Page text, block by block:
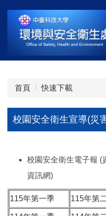
首頁
快速下載
校園安全衛生宣導(災
校園安全衛生電子報 (
資訊網)
115年第一季 115年第